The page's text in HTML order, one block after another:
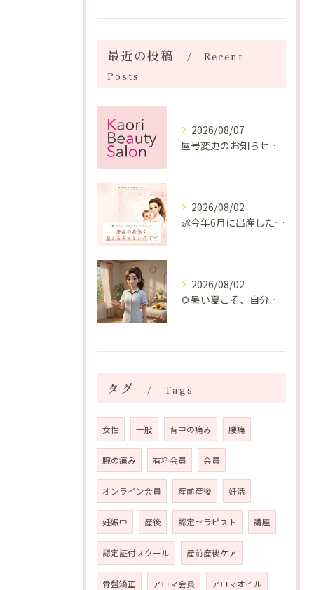
最近の投稿
Recent
Posts
2026/08/07
屋号変更のお知らせと「SAKUYA Harmonies」に込めた想い
2026/08/02
👶今年6月に出産したママへ♡
2026/08/02
🌻暑い夏こそ、自分の身体を整える時間を♡
タグ Tags
女性 一般 背中の痛み 腰痛
腕の痛み 有料会員 会員
オンライン会員 産前産後 妊活
妊娠中 産後 認定セラピスト 講座
認定証付スクール 産前産後ケア
骨盤矯正 アロマ会員 アロマオイル